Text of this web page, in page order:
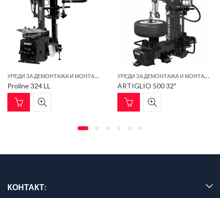
У
РЕДИ ЗА ДЕМОНТАЖА И МОНТАЖА НА ПНЕВМАТИЦИ
Proline 324 LL
У
РЕДИ ЗА ДЕМОНТАЖА И МОНТАЖА НА ПНЕВМАТИЦИ
ARTIGLIO 500 32″
КОНТАКТ: